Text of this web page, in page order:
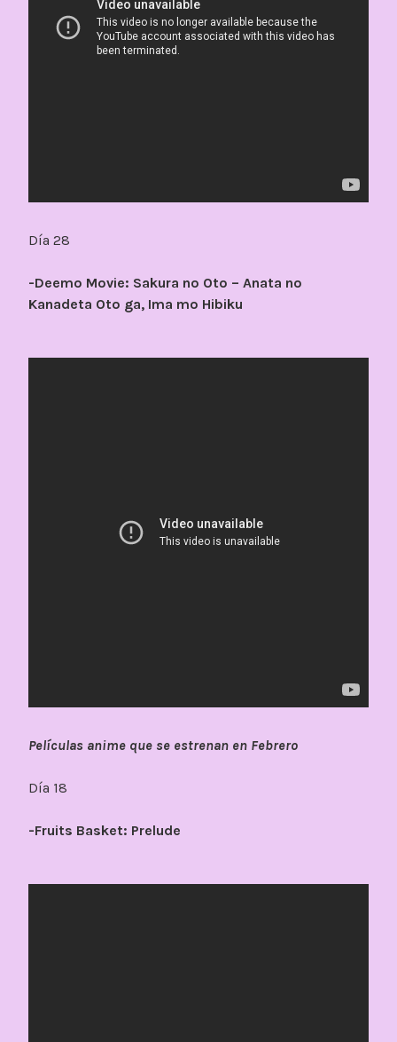
Día 28
-Deemo Movie: Sakura no Oto – Anata no
Kanadeta Oto ga, Ima mo Hibiku
Películas anime que se estrenan en Febrero
Día 18
-Fruits Basket: Prelude